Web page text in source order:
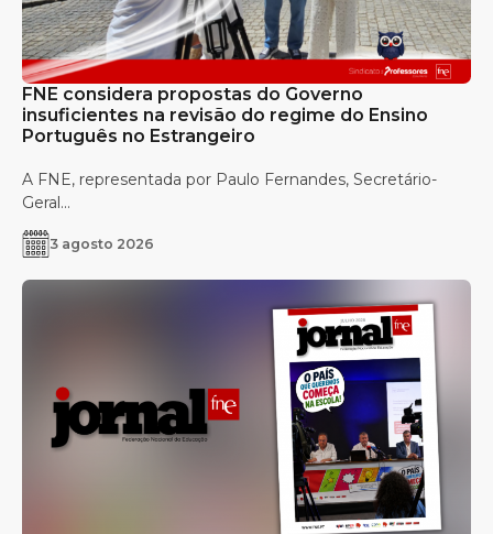
FNE considera propostas do Governo
insuficientes na revisão do regime do Ensino
Português no Estrangeiro
A FNE, representada por Paulo Fernandes, Secretário-
Geral...
3 agosto 2026